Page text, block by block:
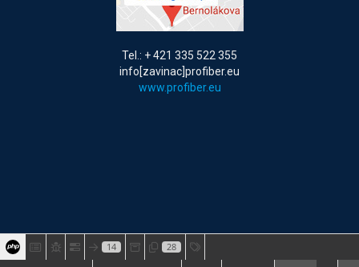
Tel.: + 421 335 522 355
info[zavinac]profiber.eu
www.profiber.eu
14 28